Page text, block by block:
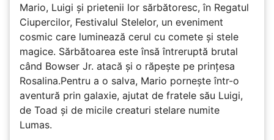
Mario, Luigi și prietenii lor sărbătoresc, în Regatul
Ciupercilor, Festivalul Stelelor, un eveniment
cosmic care luminează cerul cu comete și stele
magice. Sărbătoarea este însă întreruptă brutal
când Bowser Jr. atacă și o răpește pe prinţesa
Rosalina.Pentru a o salva, Mario pornește într-o
aventură prin galaxie, ajutat de fratele său Luigi,
de Toad și de micile creaturi stelare numite
Lumas.